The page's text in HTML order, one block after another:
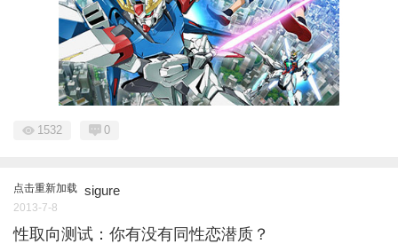
1532 0
点击重新加载 sigure
2013-7-8
性取向测试：你有没有同性恋潜质？